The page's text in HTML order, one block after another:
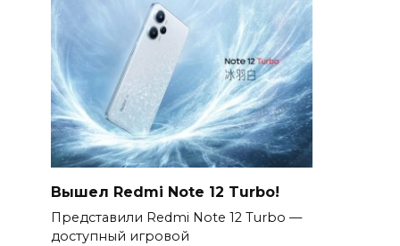
Вышел Redmi Note 12 Turbo!
Представили Redmi Note 12 Turbo —
доступный игровой